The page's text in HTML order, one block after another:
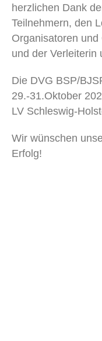
herzlichen Dank
Teilnehmern, den
Organisatoren
und der Verleiterin
Die DVG BSP/
29.-31.Oktober
LV Schleswig-
Wir wünschen
Erfolg!